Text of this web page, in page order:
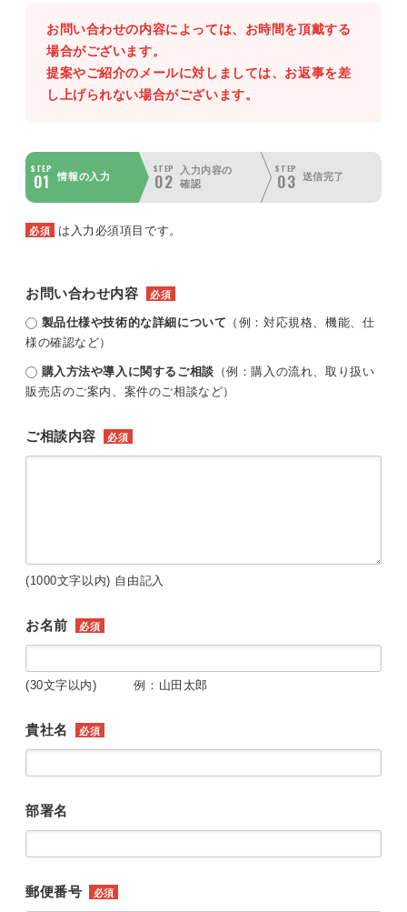
お問い合わせの内容によっては、お時間を頂戴する
場合がございます。
提案やご紹介のメールに対しましては、お返事を差
し上げられない場合がございます。
STEP
01 情報の入力
STEP
02
入力内容の
確認
STEP
03 送信完了
必須 は入力必須項目です。
お問い合わせ内容 必須
製品仕様や技術的な詳細について （例：対応規格、機能、仕
様の確認など）
購入方法や導入に関するご相談 （例：購入の流れ、取り扱い
販売店のご案内、案件のご相談など）
ご相談内容 必須
(1000文字以内) 自由記入
お名前 必須
(30文字以内) 例：山田太郎
貴社名 必須
部署名
郵便番号 必須